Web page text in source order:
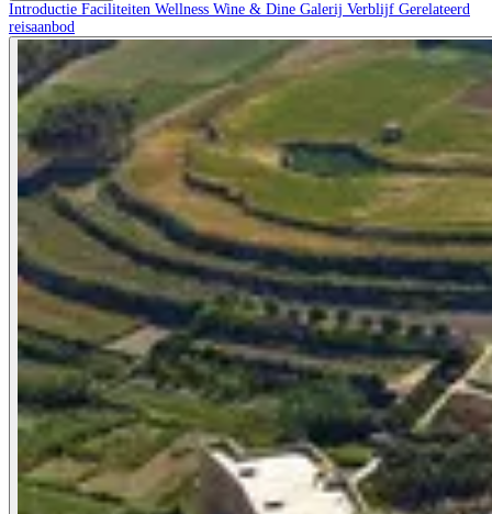
Introductie Faciliteiten Wellness Wine & Dine Galerij Verblijf Gerelateerd
reisaanbod